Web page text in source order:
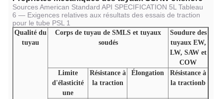
Sources American Standard API SPECIFICATION 5L Tableau
6 — Exigences relatives aux résultats des essais de traction
pour le tube PSL 1
Qualité du
tuyau
Corps de tuyau de SMLS et tuyaux
soudés
Soudure des
tuyaux EW,
LW, SAW et
COW
Limite
d'élasticité
une
Résistance à
la traction
Élongation
Résistance à
la tractionb